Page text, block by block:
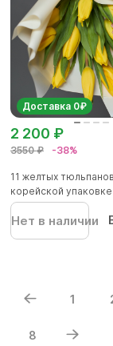
Доставка 0₽
3550 ₽ -38%
2 200 ₽
11 желтых
корейской упаковке
Нет в наличии
1
8